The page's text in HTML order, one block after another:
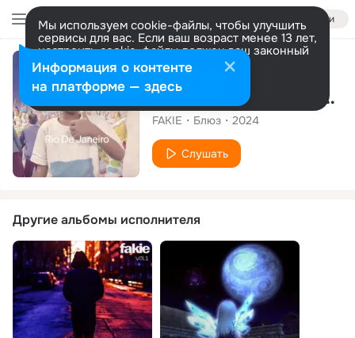
Войти
Мы используем cookie-файлы, чтобы улучшить
сервисы для вас. Если ваш возраст менее 13 лет,
настроить cookie-файлы должен ваш законный
представитель. Больше информации
Разрешить все Настроить
Сингл
Meu passado me condena
FAKIE Блюз 2024
Слушать
Другие альбомы исполнителя
Информация о контенте
на платформе — здесь